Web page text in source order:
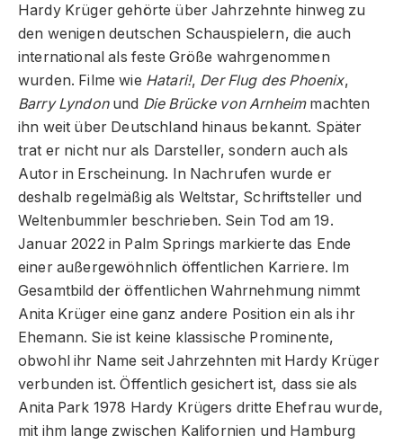
Hardy Krüger gehörte über Jahrzehnte hinweg zu
den wenigen deutschen Schauspielern, die auch
international als feste Größe wahrgenommen
wurden. Filme wie Hatari!, Der Flug des Phoenix,
Barry Lyndonund Die Brücke von Arnheimmachten
ihn weit über Deutschland hinaus bekannt. Später
trat er nicht nur als Darsteller, sondern auch als
Autor in Erscheinung. In Nachrufen wurde er
deshalb regelmäßig als Weltstar, Schriftsteller und
Weltenbummler beschrieben. Sein Tod am 19.
Januar 2022 in Palm Springs markierte das Ende
einer außergewöhnlich öffentlichen Karriere. Im
Gesamtbild der öffentlichen Wahrnehmung nimmt
Anita Krüger eine ganz andere Position ein als ihr
Ehemann. Sie ist keine klassische Prominente,
obwohl ihr Name seit Jahrzehnten mit Hardy Krüger
verbunden ist. Öffentlich gesichert ist, dass sie als
Anita Park 1978 Hardy Krügers dritte Ehefrau wurde,
mit ihm lange zwischen Kalifornien und Hamburg